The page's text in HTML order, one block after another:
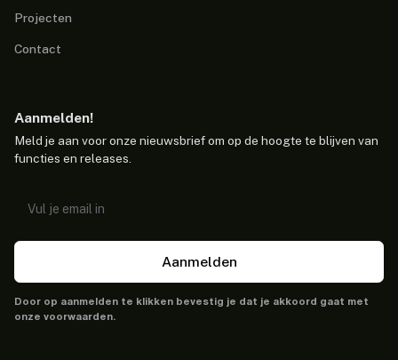
Projecten
Contact
Aanmelden!
Meld je aan voor onze nieuwsbrief om op de hoogte te blijven van
functies en releases.
Aanmelden
Door op aanmelden te klikken bevestig je dat je akkoord gaat met
onze voorwaarden.